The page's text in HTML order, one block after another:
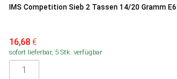
IMS Competition Sieb 2 Tassen 14/20 Gramm
16,68€
sofort lieferbar, 5 Stk. verfügbar